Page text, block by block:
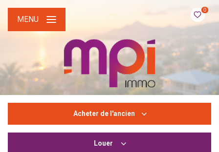
0
MENU
Acheter de l'ancien
Louer